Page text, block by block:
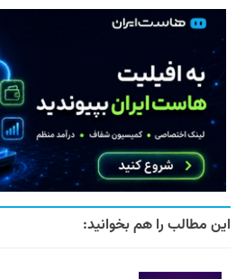
این مطالب را هم بخوانید: